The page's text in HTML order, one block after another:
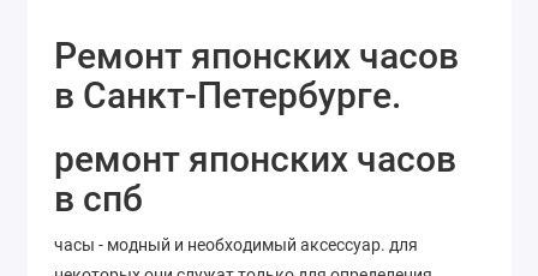
Ремонт японских часов
в Санкт-Петербурге.
ремонт японских часов
в спб
часы - модный и необходимый аксессуар. для